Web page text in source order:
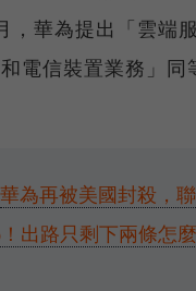
，華為提出「雲端
電信裝置業務」同
華為再被美國封殺，
出路只剩下兩條怎